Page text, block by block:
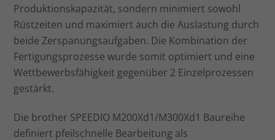
Produktionskapazität, sondern minimiert sowohl
Rüstzeiten und maximiert auch die Auslastung durch
beide Zerspanungsaufgaben. Die Kombination der
Fertigungsprozesse wurde somit optimiert und eine
Wettbewerbsfähigkeit gegenüber 2 Einzelprozessen
gestärkt.
Die brother SPEEDIO M200Xd1/M300Xd1 Baureihe
definiert pfeilschnelle Bearbeitung als